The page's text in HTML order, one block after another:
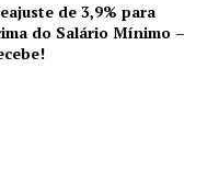
de 3,9% para
do Salário Mínimo –